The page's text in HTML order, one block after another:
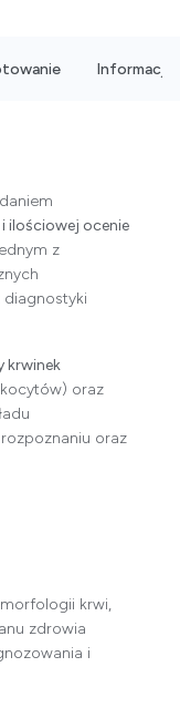
Informacje
ilościowej ocenie
z
krwinek
oraz
oraz
krwi,
zdrowia
i